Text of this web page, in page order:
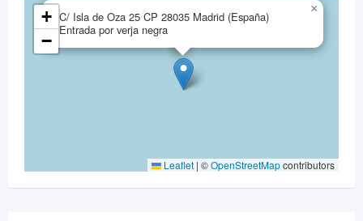
C/ Isla de Oza 25 CP 28035 Madrid (España)
Entrada por verja negra
×
+
−
Leaflet | ©OpenStreetMapcontributors